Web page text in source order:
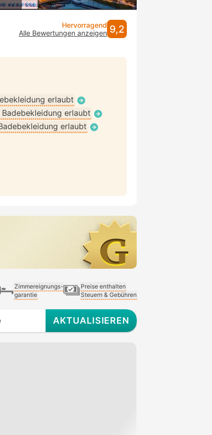
Hervorragend
Alle Bewertungen anzeigen 9,2
erlaubt
Badebekleidung erlaubt
erlaubt
Zimmereignungs-
garantie
Preise enthalten
Steuern & Gebühren
AKTUALISIEREN